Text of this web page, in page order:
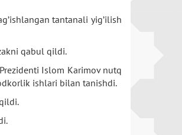
tantanali yig’ilish
qabul qildi.
Islom Karimov nutq
ishlari bilan tanishdi.